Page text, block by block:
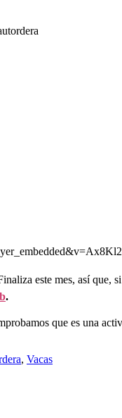
este mes, así
.
que es una
, Vacas